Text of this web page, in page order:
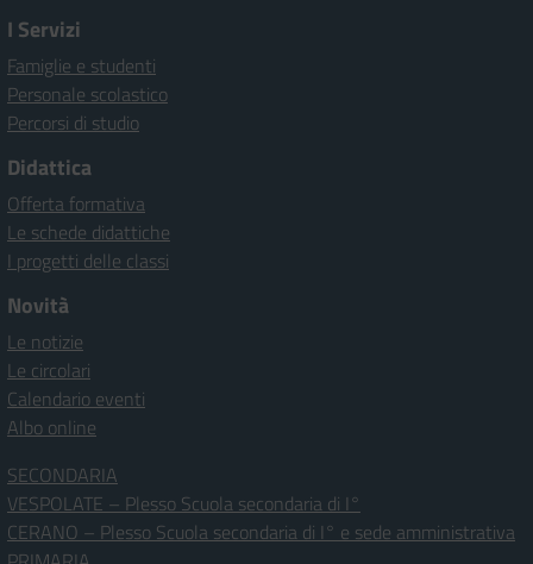
I Servizi
Famiglie e studenti
Personale scolastico
Percorsi di studio
Didattica
Offerta formativa
Le schede didattiche
I progetti delle classi
Novità
Le notizie
Le circolari
Calendario eventi
Albo online
SECONDARIA
VESPOLATE – Plesso Scuola secondaria di I°
CERANO – Plesso Scuola secondaria di I° e sede amministrativa